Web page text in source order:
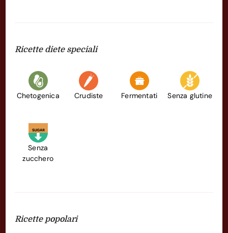
Ricette diete speciali
Chetogenica Crudiste Fermentati Senza glutine
Senza
zucchero
Ricette popolari